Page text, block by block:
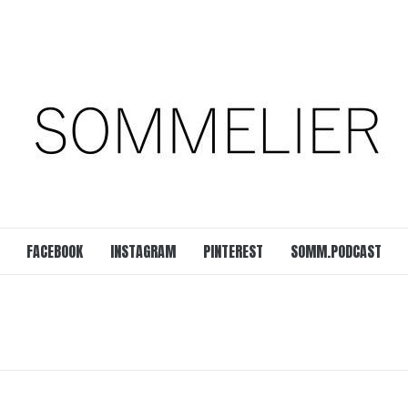
FACEBOOK INSTAGRAM PINTEREST SOMM.PODCAST